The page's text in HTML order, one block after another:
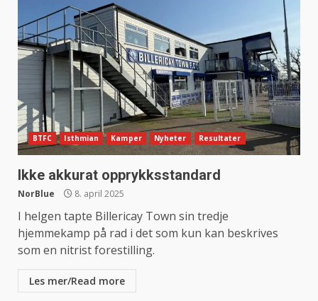
BTFC Isthmian Kamper Nyheter Resultater
Ikke akkurat opprykksstandard
NorBlue 8. april 2025
I helgen tapte Billericay Town sin tredje
hjemmekamp på rad i det som kun kan beskrives
som en nitrist forestilling.
Les mer/Read more